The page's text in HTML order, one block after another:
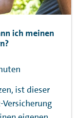
ich meinen
ist dieser